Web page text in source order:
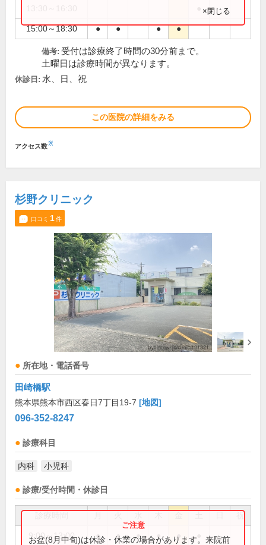
15:00～18:30 ● ● ● ●
×閉じる
備考: 受付は診療終了時間の30分前まで。
土曜日は診療時間が異なります。
休診日: 水、日、祝
この医院の詳細をみる
アクセス数※
杉野クリニック
口コミ 1件
所在地・電話番号
田崎橋駅
熊本県熊本市西区春日7丁目19-7 [地図]
096-352-8247
診療科目
内科 小児科
診療/受付時間・休診日
祝
9:00～13:00 ● ● ● ● ●
お盆(8月中旬)は休診・休業の場合があります。来院前